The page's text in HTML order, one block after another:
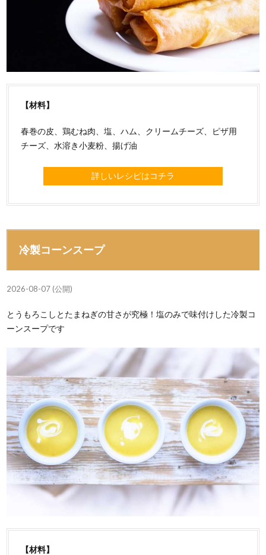
【材料】
春巻の皮、鶏むね肉、塩、ハム、クリームチーズ、ピザ用
チーズ、水溶き小麦粉、揚げ油
詳しいレシピはコチラ
冷製コーンスープ
2026-08-07 (公開)
とうもろこしとたまねぎの甘さが究極！塩のみで味付けした冷製コ
ーンスープです
【材料】